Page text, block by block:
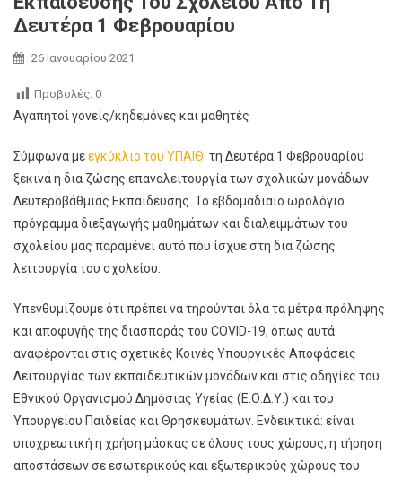
Δευτέρα 1 Φεβρουαρίου
26 Ιανουαρίου 2021
Προβολές: 0
Αγαπητοί γονείς/κηδεμόνες και μαθητές
Σύμφωνα μεεγκύκλιο του ΥΠΑΙΘ τη Δευτέρα 1 Φεβρουαρίου
ξεκινά η δια ζώσης επαναλειτουργία των σχολικών μονάδων
Δευτεροβάθμιας Εκπαίδευσης. Το εβδομαδιαίο ωρολόγιο
πρόγραμμα διεξαγωγής μαθημάτων και διαλειμμάτων του
σχολείου μας παραμένει αυτό που ίσχυε στη δια ζώσης
λειτουργία του σχολείου.
Υπενθυμίζουμε ότι πρέπει να τηρούνται όλα τα μέτρα πρόληψης
και αποφυγής της διασποράς του COVID-19, όπως αυτά
αναφέρονται στις σχετικές Κοινές Υπουργικές Αποφάσεις
Λειτουργίας των εκπαιδευτικών μονάδων και στις οδηγίες του
Εθνικού Οργανισμού Δημόσιας Υγείας (Ε.Ο.Δ.Υ.) και του
Υπουργείου Παιδείας και Θρησκευμάτων. Ενδεικτικά: είναι
υποχρεωτική η χρήση μάσκας σε όλους τους χώρους, η τήρηση
αποστάσεων σε εσωτερικούς και εξωτερικούς χώρους του